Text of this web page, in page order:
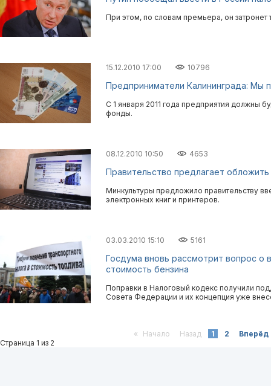
При этом, по словам премьера, он
15.12.2010 17:00 10796
Предприниматели Калининграда: Мы
С 1 января 2011 года предприятия должны
фонды.
08.12.2010 10:50 4653
Правительство предлагает
Минкультуры предложило правительству
электронных книг и принтеров.
03.03.2010 15:10 5161
Госдума вновь рассмотрит вопрос о
стоимость бензина
Поправки в Налоговый кодекс получили
Совета Федерации и их концепция уже
« Начало Назад 1 2
Вперёд
Страница 1 из 2